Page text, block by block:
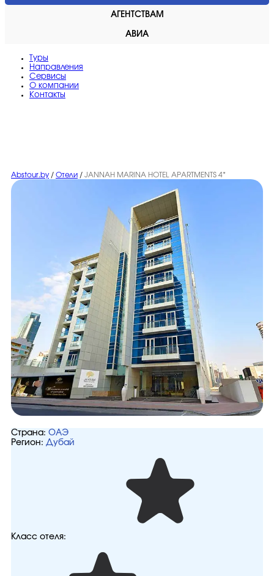
АГЕНТСТВАМ
АВИА
Туры
Направления
Сервисы
O компании
Контакты
Abstour.by / Отели / JANNAH MARINA HOTEL APARTMENTS 4*
Страна: ОАЭ
Регион: Дубай
Класс отеля: